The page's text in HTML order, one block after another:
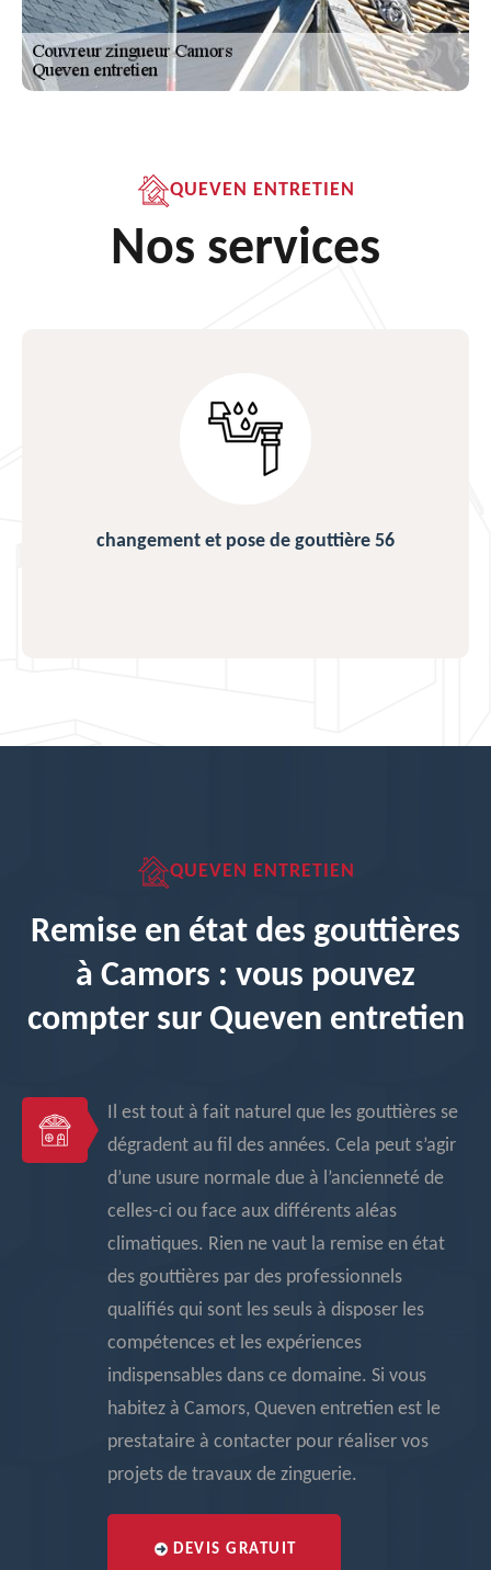
QUEVEN ENTRETIEN
Nos services
changement et pose de gouttière 56
QUEVEN ENTRETIEN
Remise en état des gouttières
à Camors : vous pouvez
compter sur Queven entretien
Il est tout à fait naturel que les gouttières se
dégradent au fil des années. Cela peut s’agir
d’une usure normale due à l’ancienneté de
celles-ci ou face aux différents aléas
climatiques. Rien ne vaut la remise en état
des gouttières par des professionnels
qualifiés qui sont les seuls à disposer les
compétences et les expériences
indispensables dans ce domaine. Si vous
habitez à Camors, Queven entretien est le
prestataire à contacter pour réaliser vos
projets de travaux de zinguerie.
DEVIS GRATUIT